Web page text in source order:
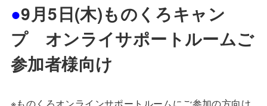
●9月5日(木)ものくろキャン
プ オンライサポートルームご
参加者様向け
※ものくろオンラインサポートルームにご参加の方向け